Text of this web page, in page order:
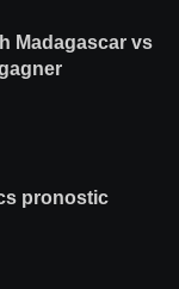
Madagascar vs
pronostic